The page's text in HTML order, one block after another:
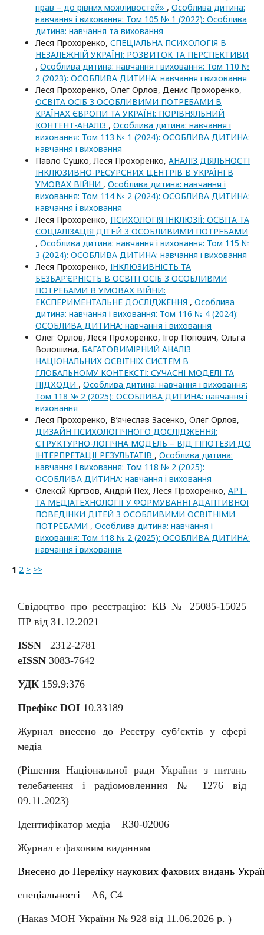
прав – до рівних можливостей» , Особлива дитина:
навчання і виховання: Том 105 № 1 (2022): Особлива
дитина: навчання та виховання
Леся Прохоренко, СПЕЦІАЛЬНА ПСИХОЛОГІЯ В
НЕЗАЛЕЖНІЙ УКРАЇНІ: РОЗВИТОК ТА ПЕРСПЕКТИВИ
, Особлива дитина: навчання і виховання: Том 110 №
2 (2023): ОСОБЛИВА ДИТИНА: навчання i виховання
Леся Прохоренко, Олег Орлов, Денис Прохоренко,
ОСВІТА ОСІБ З ОСОБЛИВИМИ ПОТРЕБАМИ В
КРАЇНАХ ЄВРОПИ ТА УКРАЇНІ: ПОРІВНЯЛЬНИЙ
КОНТЕНТ-АНАЛІЗ , Особлива дитина: навчання і
виховання: Том 113 № 1 (2024): ОСОБЛИВА ДИТИНА:
навчання i виховання
Павло Сушко, Леся Прохоренко, АНАЛІЗ ДІЯЛЬНОСТІ
ІНКЛЮЗИВНО-РЕСУРСНИХ ЦЕНТРІВ В УКРАЇНІ В
УМОВАХ ВІЙНИ , Особлива дитина: навчання і
виховання: Том 114 № 2 (2024): ОСОБЛИВА ДИТИНА:
навчання i виховання
Леся Прохоренко, ПСИХОЛОГІЯ ІНКЛЮЗІЇ: ОСВІТА ТА
СОЦІАЛІЗАЦІЯ ДІТЕЙ З ОСОБЛИВИМИ ПОТРЕБАМИ
, Особлива дитина: навчання і виховання: Том 115 №
3 (2024): ОСОБЛИВА ДИТИНА: навчання i виховання
Леся Прохоренко, ІНКЛЮЗИВНІСТЬ ТА
БЕЗБАР’ЄРНІСТЬ В ОСВІТІ ОСІБ З ОСОБЛИВМИ
ПОТРЕБАМИ В УМОВАХ ВІЙНИ:
ЕКСПЕРИМЕНТАЛЬНЕ ДОСЛІДЖЕННЯ , Особлива
дитина: навчання і виховання: Том 116 № 4 (2024):
ОСОБЛИВА ДИТИНА: навчання i виховання
Олег Орлов, Леся Прохоренко, Ігор Попович, Ольга
Волошина, БАГАТОВИМІРНИЙ АНАЛІЗ
НАЦІОНАЛЬНИХ ОСВІТНІХ СИСТЕМ В
ГЛОБАЛЬНОМУ КОНТЕКСТІ: СУЧАСНІ МОДЕЛІ ТА
ПІДХОДИ , Особлива дитина: навчання і виховання:
Том 118 № 2 (2025): ОСОБЛИВА ДИТИНА: навчання i
виховання
Леся Прохоренко, В’ячеслав Засенко, Олег Орлов,
ДИЗАЙН ПСИХОЛОГІЧНОГО ДОСЛІДЖЕННЯ:
СТРУКТУРНО-ЛОГІЧНА МОДЕЛЬ – ВІД ГІПОТЕЗИ ДО
ІНТЕРПРЕТАЦІЇ РЕЗУЛЬТАТІВ , Особлива дитина:
навчання і виховання: Том 118 № 2 (2025):
ОСОБЛИВА ДИТИНА: навчання i виховання
Олексій Кіргізов, Андрій Пех, Леся Прохоренко, АРТ-
ТА МЕДІАТЕХНОЛОГІЇ У ФОРМУВАННІ АДАПТИВНОЇ
ПОВЕДІНКИ ДІТЕЙ З ОСОБЛИВИМИ ОСВІТНІМИ
ПОТРЕБАМИ , Особлива дитина: навчання і
виховання: Том 118 № 2 (2025): ОСОБЛИВА ДИТИНА:
навчання i виховання
1 2 > >>
Свідоцтво про реєстрацію: КВ № 25085-15025
ПР від 31.12.2021
ISSN 2312-2781
eISSN 3083-7642
УДК 159.9:376
Префікс DOI 10.33189
Журнал внесено до Реєстру суб’єктів у сфері
медіа
(Рішення Національної ради України з питань
телебачення і радіомовленння № 1276 від
09.11.2023)
Ідентифікатор медіа – R30-02006
Журнал є фаховим виданням
Внесено до Перелiку наукових фахових видань
спеціальності–А6, С4
(Наказ МОН України № 928 від 11.06.2026 р. )